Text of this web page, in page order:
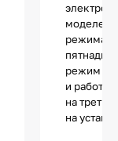
моделей
режима
режим
и работа
на
на